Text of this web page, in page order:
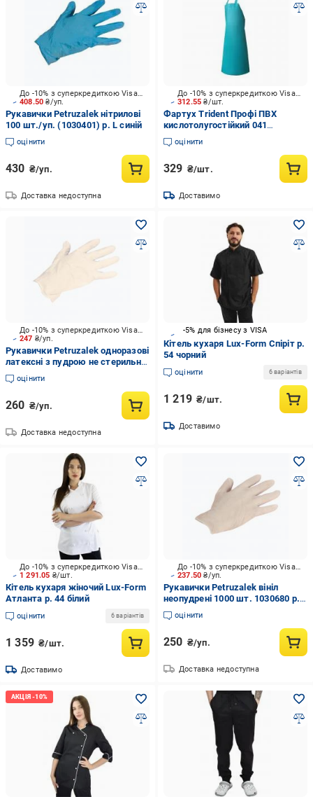
408.50₴/уп.
До -10% з суперкредиткою Visa Вигода
Рукавички Petruzalek нітрилові
100 шт./уп. (1030401) р. L синій
оцінити
430 ₴/уп.
Доставка недоступна
312.55₴/шт.
До -10% з суперкредиткою Visa Вигода
Фартух Trident Профі ПВХ
кислотолугостійкий 041
бірюзовий
оцінити
329 ₴/шт.
Доставимо
247 ₴/уп.
До -10% з суперкредиткою Visa Вигода
Рукавички Petruzalek одноразові
латексні з пудрою не стерильні
100 шт./уп. (1030881) р. L білий
оцінити
260 ₴/уп.
Доставка недоступна
-5% для бізнесу з VISA
Кітель кухаря Lux-Form Спіріт р.
54 чорний
оцінити 6 варіантів
1 219 ₴/шт.
Доставимо
1 291.05 ₴/шт.
До -10% з суперкредиткою Visa Вигода
Кітель кухаря жіночий Lux-Form
Атланта р. 44 білий
оцінити 6 варіантів
1 359 ₴/шт.
Доставимо
237.50₴/уп.
До -10% з суперкредиткою Visa Вигода
Рукавички Petruzalek вініл
неопудрені 1000 шт. 1030680 р.
M бежевий
оцінити
250 ₴/уп.
Доставка недоступна